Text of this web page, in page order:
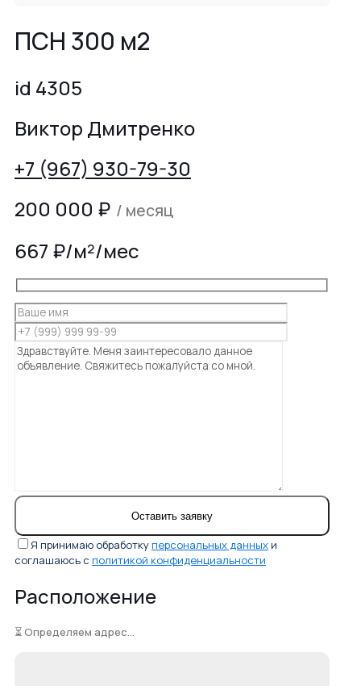
ПСН 300 м2
id 4305
Виктор Дмитренко
+7 (967) 930-79-30
200 000 ₽ / месяц
667 ₽/м²/мес
Я принимаю обработкуперсональных данных и
соглашаюсь с политикой конфиденциальности
Расположение
⏳ Определяем адрес...